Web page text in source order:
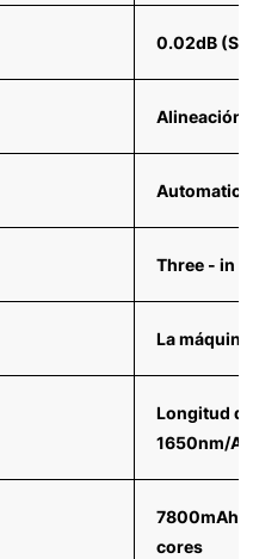
0.02dB
Alineación
Three - in -
La
Longitud
1650nm/
7800mAh
cores